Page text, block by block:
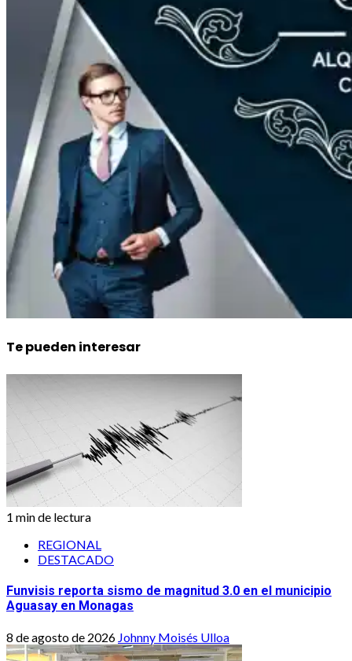
Te pueden interesar
1 min de lectura
REGIONAL
DESTACADO
Funvisis reporta sismo de magnitud 3.0 en el municipio
Aguasay en Monagas
8 de agosto de 2026 Johnny Moisés Ulloa